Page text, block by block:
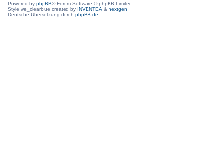
Powered by phpBB® Forum Software © phpBB Limited
Style we_clearblue created by INVENTEA & nextgen
Deutsche Übersetzung durch phpBB.de